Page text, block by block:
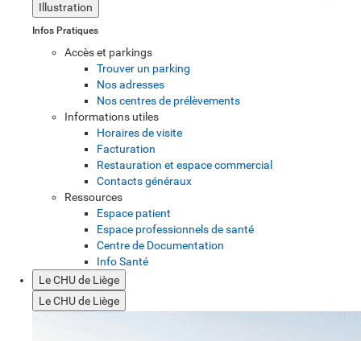
Illustration
Infos Pratiques
Accès et parkings
Trouver un parking
Nos adresses
Nos centres de prélèvements
Informations utiles
Horaires de visite
Facturation
Restauration et espace commercial
Contacts généraux
Ressources
Espace patient
Espace professionnels de santé
Centre de Documentation
Info Santé
Le CHU de Liège
Le CHU de Liège